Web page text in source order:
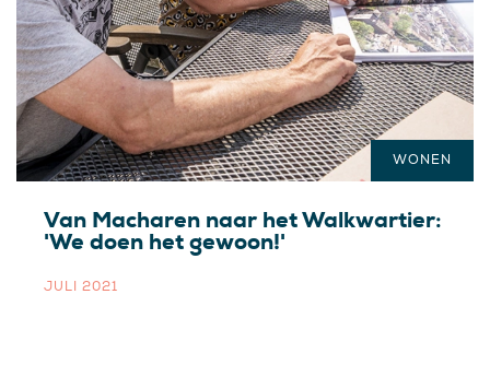
Van Macharen naar het Walkwartier:
'We doen het gewoon!'
JULI 2021
WONEN